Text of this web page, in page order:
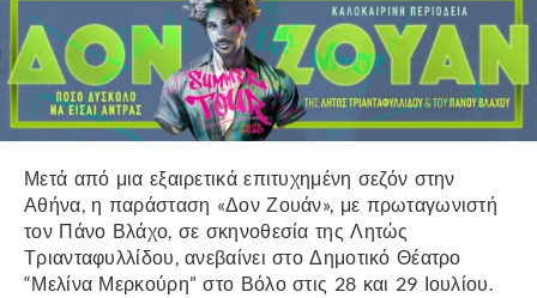
Μετά από μια εξαιρετικά επιτυχημένη σεζόν στην
Αθήνα, η παράσταση «Δον Ζουάν», με πρωταγωνιστή
τον Πάνο Βλάχο, σε σκηνοθεσία της Λητώς
Τριανταφυλλίδου, ανεβαίνει στο Δημοτικό Θέατρο
“Μελίνα Μερκούρη” στο Βόλο στις 28 και 29 Ιουλίου.